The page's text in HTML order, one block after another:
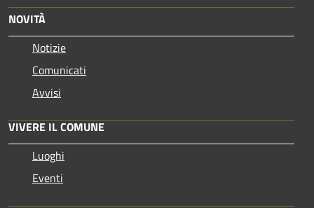
NOVITÀ
Notizie
Comunicati
Avvisi
VIVERE IL COMUNE
Luoghi
Eventi